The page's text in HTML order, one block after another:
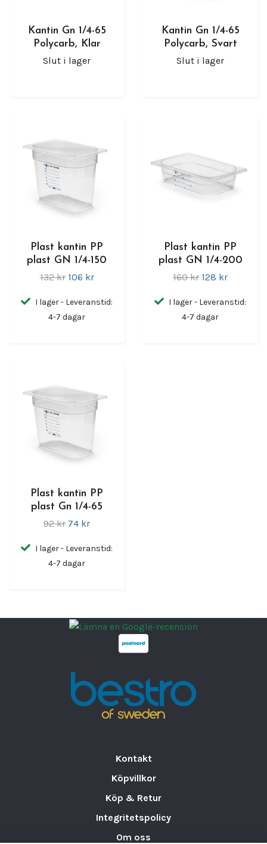
Kantin Gn 1/4-65
Polycarb, Klar
Slut i lager
Kantin Gn 1/4-65
Polycarb, Svart
Slut i lager
Plast kantin PP
plast GN 1/4-150
132 kr 106 kr
I lager - Leveranstid:
4-7 dagar
Plast kantin PP
plast GN 1/4-200
160 kr 128 kr
I lager - Leveranstid:
4-7 dagar
Plast kantin PP
plast Gn 1/4-65
92 kr 74 kr
I lager - Leveranstid:
4-7 dagar
Kontakt
Köpvillkor
Köp & Retur
Integritetspolicy
Om oss